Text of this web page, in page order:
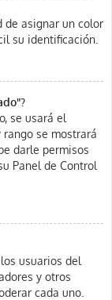
asignar un color
su identificación.
se usará el
se mostrará
darle permisos
Panel de Control
usuarios del
y otros
cada uno.